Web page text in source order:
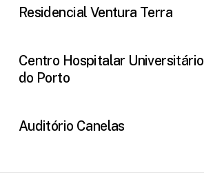
Residencial Ventura Terra
Centro Hospitalar Universitário
do Porto
Auditório Canelas